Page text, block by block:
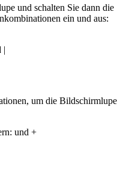
und schalten Sie dann die
ein und aus:
|
um die Bildschirmlupe
und +